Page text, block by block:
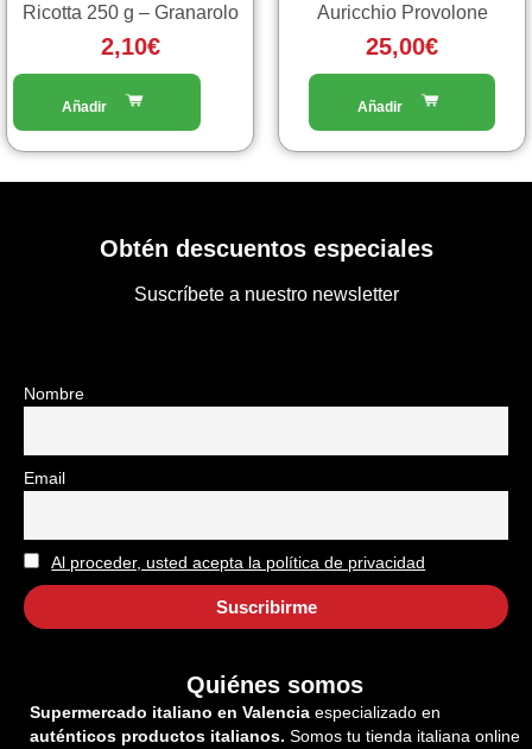
Ricotta 250 g – Granarolo
2,10€
Auricchio Provolone
25,00€
nella
Obtén descuentos especiales
Suscríbete a nuestro newsletter
Nombre
Email
Al proceder, usted acepta la política de privacidad
Quiénes somos
Supermercado italiano en Valencia especializado en
auténticos productos italianos. Somos tu tienda italiana online